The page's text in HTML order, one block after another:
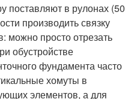
поставляют в рулонах (50
производить связку
можно просто отрезать
обустройстве
фундамента часто
хомуты в
элементов, а для